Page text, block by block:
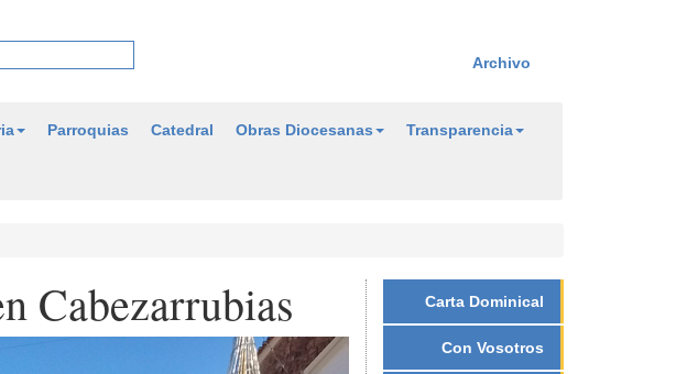
Archivo
Parroquias Catedral Obras Diocesanas Transparencia
Cabezarrubias Carta Dominical
Con Vosotros